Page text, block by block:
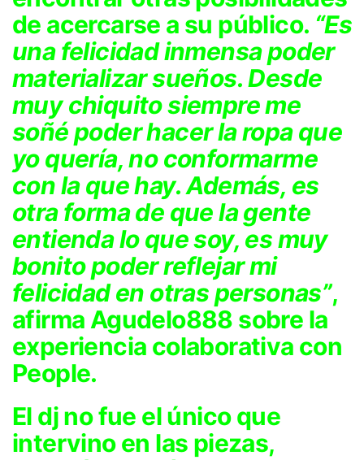
de acercarse a su público. “Es
una felicidad inmensa poder
materializar sueños. Desde
muy chiquito siempre me
soñé poder hacer la ropa que
yo quería, no conformarme
con la que hay. Además, es
otra forma de que la gente
entienda lo que soy, es muy
bonito poder reflejar mi
felicidad en otras personas”,
afirma Agudelo888 sobre la
experiencia colaborativa con
People.
El dj no fue el único que
intervino en las piezas,